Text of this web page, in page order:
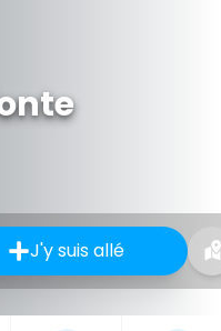
J'y suis allé